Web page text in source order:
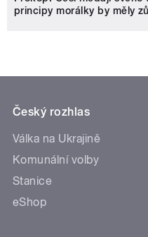
principy morálky by měly
Český rozhlas
Válka na Ukrajině
Komunální volby
Stanice
eShop